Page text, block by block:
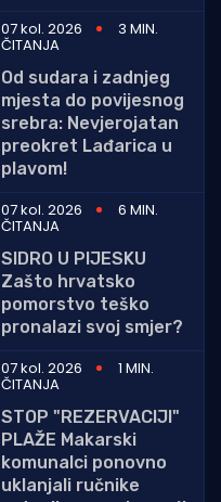
07 kol. 2026
3 MIN.
ČITANJA
Od sudara i zadnjeg
mjesta do povijesnog
srebra: Nevjerojatan
preokret Lađarica u
plavom!
07 kol. 2026
6 MIN.
ČITANJA
SIDRO U PIJESKU
Zašto hrvatsko
pomorstvo teško
pronalazi svoj smjer?
07 kol. 2026
1 MIN.
ČITANJA
STOP "REZERVACIJI"
PLAŽE Makarski
komunalci ponovno
uklanjali ručnike